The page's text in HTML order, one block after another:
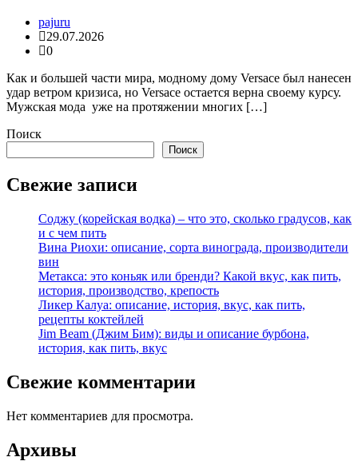
pajuru
29.07.2026
0
Как и большей части мира, модному дому Versace был нанесен
удар ветром кризиса, но Versace остается верна своему курсу.
Мужская мода уже на протяжении многих […]
Поиск
Поиск
Свежие записи
Соджу (корейская водка) – что это, сколько градусов, как
и с чем пить
Вина Риохи: описание, сорта винограда, производители
вин
Метакса: это коньяк или бренди? Какой вкус, как пить,
история, производство, крепость
Ликер Калуа: описание, история, вкус, как пить,
рецепты коктейлей
Jim Beam (Джим Бим): виды и описание бурбона,
история, как пить, вкус
Свежие комментарии
Нет комментариев для просмотра.
Архивы